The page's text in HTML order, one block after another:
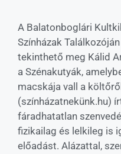
A Balatonboglári
Színházak
tekinthető meg Kálid
a Szénakutyák,
macskája vall a
(színházatnekünk.hu)
fáradhatatlan
fizikailag és lelkileg is
előadást. Alázattal,